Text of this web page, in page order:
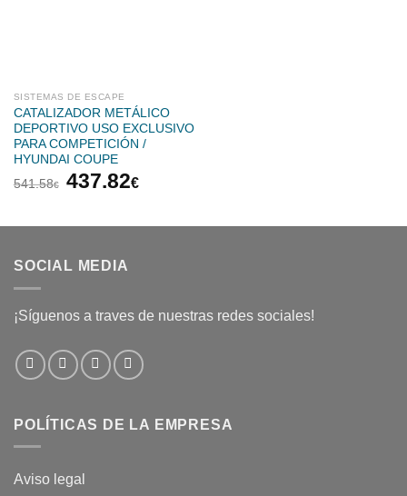
SISTEMAS DE ESCAPE
CATALIZADOR METÁLICO
DEPORTIVO USO EXCLUSIVO
PARA COMPETICIÓN /
HYUNDAI COUPE
541.58€
El
original
541.58€.
437.82€El
actual
SOCIAL MEDIA
¡Síguenos a traves de nuestras redes sociales!
POLÍTICAS DE LA EMPRESA
Aviso legal